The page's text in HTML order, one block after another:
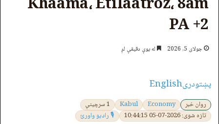
Khaama، Etilaatroz، 8am
PA +2
جولای 5, 2026 له یوې دقیقې لږ
پښتودریEnglish
روان خبر Economy
Kabul
1 سرچینې
تازه شوی: 2026-07-05 10:44:15
🎙 راډیو واورئ